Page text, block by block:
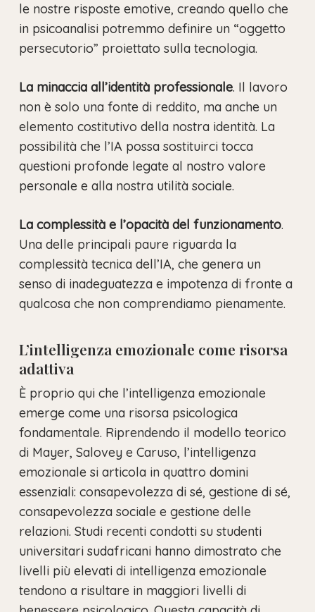
le nostre risposte emotive, creando quello che
in psicoanalisi potremmo definire un “oggetto
persecutorio” proiettato sulla tecnologia.
La minaccia all’identità professionale. Il lavoro
non è solo una fonte di reddito, ma anche un
elemento costitutivo della nostra identità. La
possibilità che l’IA possa sostituirci tocca
questioni profonde legate al nostro valore
personale e alla nostra utilità sociale.
La complessità e l’opacità del funzionamento.
Una delle principali paure riguarda la
complessità tecnica dell’IA, che genera un
senso di inadeguatezza e impotenza di fronte a
qualcosa che non comprendiamo pienamente.
L’intelligenza emozionale come risorsa
adattiva
È proprio qui che l’intelligenza emozionale
emerge come una risorsa psicologica
fondamentale. Riprendendo il modello teorico
di Mayer, Salovey e Caruso, l’intelligenza
emozionale si articola in quattro domini
essenziali: consapevolezza di sé, gestione di sé,
consapevolezza sociale e gestione delle
relazioni. Studi recenti condotti su studenti
universitari sudafricani hanno dimostrato che
livelli più elevati di intelligenza emozionale
tendono a risultare in maggiori livelli di